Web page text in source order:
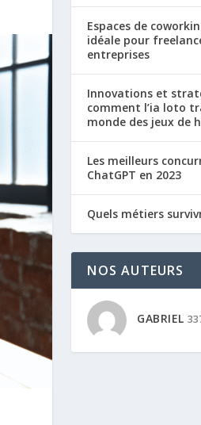
Espaces de
idéale pour
entreprises
Innovations et
comment l’ia loto
monde des jeux de
Les meilleurs
ChatGPT en 2023
Quels métiers
NOS AUTEURS
GABRIEL